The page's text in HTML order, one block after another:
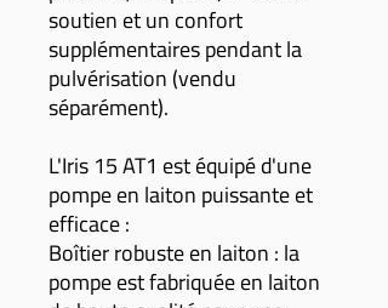
soutien et un confort
supplémentaires pendant la
pulvérisation (vendu
séparément).
L'Iris 15 AT1 est équipé d'une
pompe en laiton puissante et
efficace :
Boîtier robuste en laiton : la
pompe est fabriquée en laiton